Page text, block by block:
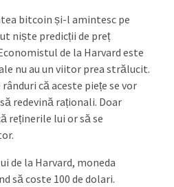
bitcoin și-l amintesc pe
niște predicții de preț
de la Harvard este
nu au un viitor prea strălucit.
că aceste piețe se vor
redevină raționali. Doar
reținerile lui or să se
de la Harvard, moneda
să coste 100 de dolari.